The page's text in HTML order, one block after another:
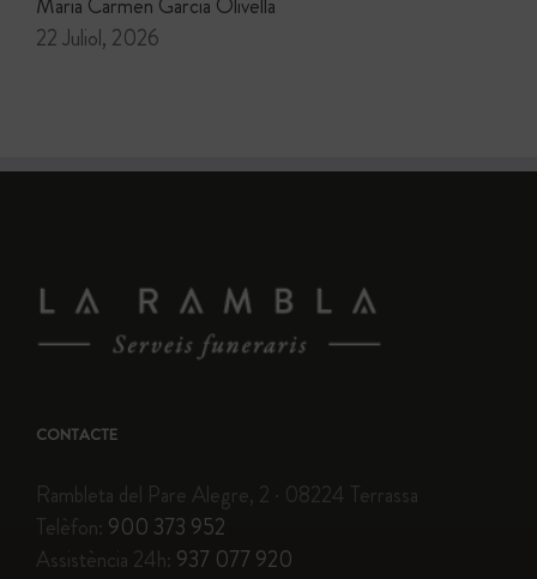
22 Juliol, 2026
CONTACTE
Rambleta del Pare Alegre, 2 · 08224 Terrassa
Telèfon: 900 373 952
Assistència 24h: 937 077 920